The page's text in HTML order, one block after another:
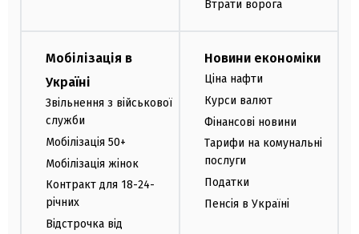
Втрати ворога
Мобілізація в
Україні
Звільнення з військової
служби
Мобілізація 50+
Мобілізація жінок
Контракт для 18-24-
річних
Відстрочка від
Новини економіки
Ціна нафти
Курси валют
Фінансові новини
Тарифи на комунальні
послуги
Податки
Пенсія в Україні